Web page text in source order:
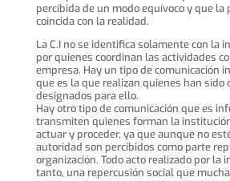
percibida de un modo equívoco y que la
coincida con la realidad.
La C.I no se identifica solamente con la
por quienes coordinan las actividades
empresa. Hay un tipo de comunicación
que es la que realizan quienes han sido
designados para ello.
Hay otro tipo de comunicación que es
transmiten quienes forman la
actuar y proceder, ya que aunque no
autoridad son percibidos como parte
organización. Todo acto realizado por la
tanto, una repercusión social que